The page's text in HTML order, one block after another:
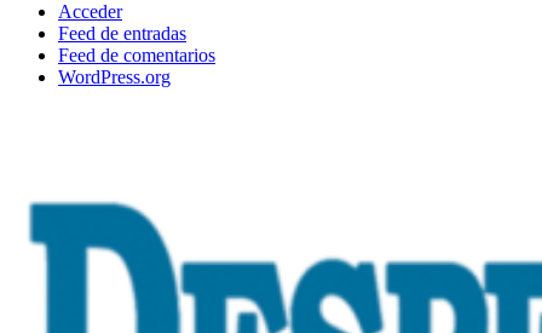
Acceder
Feed de entradas
Feed de comentarios
WordPress.org